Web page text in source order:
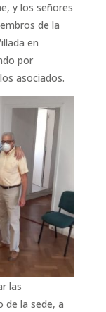
y los señores
de la
en
por
asociados.
las
de la sede, a